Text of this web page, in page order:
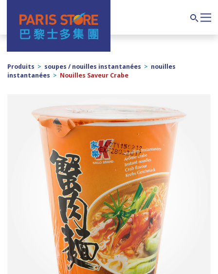
Navigation principale
Produits > soupes / nouilles instantanées > nouilles
instantanées > Nouilles Saveur Crabe